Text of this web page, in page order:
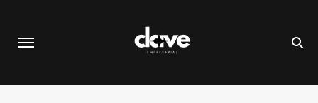
contenido